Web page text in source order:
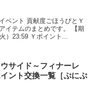
ベント 貢献度ごほうびとＹ
イテムのまとめです。 【期
）23:59 Ｙポイント...
ウサイド～フィナーレ
ント交換一覧［ぷにぷ